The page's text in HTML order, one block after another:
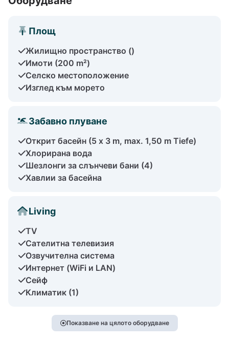
Площ
Жилищно пространство ()
Имоти (200 m²)
Селско местоположение
Изглед към морето
Забавно плуване
Открит басейн (5 x 3 m, max. 1,50 m Tiefe)
Хлорирана вода
Шезлонги за слънчеви бани (4)
Хавлии за басейна
Living
TV
Сателитна телевизия
Озвучителна система
Интернет (WiFi и LAN)
Сейф
Климатик (1)
Показване на цялото оборудване